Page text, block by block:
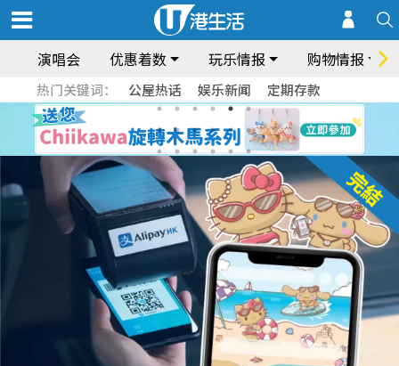
演唱会 优惠着数 玩乐情报 购物情报
热门关键词： 公屋热话 娱乐新闻 定期存款